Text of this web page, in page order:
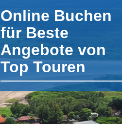
Online Buchen
für Beste
Angebote von
Top Touren